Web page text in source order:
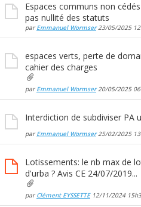
Espaces communs non
pas nullité des statuts
par Emmanuel Wormser23/05/2025
espaces verts, perte de
cahier des charges
par Emmanuel Wormser20/05/2025
Interdiction de subdiviser PA
par Emmanuel Wormser25/02/2025
Lotissements: le nb max de
d'urba ? Avis CE 24/07/2019...
par Clément EYSSETTE12/11/2024